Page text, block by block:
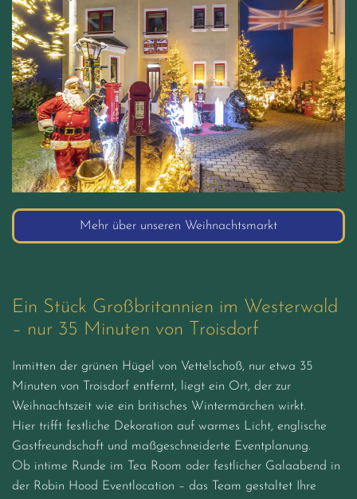
Mehr über unseren Weihnachtsmarkt
Ein Stück Großbritannien im Westerwald
– nur 35 Minuten von Troisdorf
Inmitten der grünen Hügel von Vettelschoß, nur etwa 35
Minuten von Troisdorf entfernt, liegt ein Ort, der zur
Weihnachtszeit wie ein britisches Wintermärchen wirkt.
Hier trifft festliche Dekoration auf warmes Licht, englische
Gastfreundschaft und maßgeschneiderte Eventplanung.
Ob intime Runde im Tea Room oder festlicher Galaabend in
der Robin Hood Eventlocation – das Team gestaltet Ihre